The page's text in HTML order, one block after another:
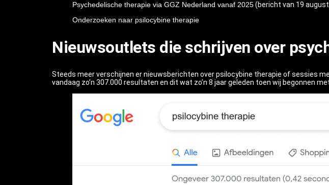
Psychedelische therapie via GGZ Nederland vanaf 2025(bericht van 19
Onderzoeken naar psilocybine therapie
Nieuwsoutlets die schrijven over
Steeds meer verschijnen er nieuwsberichten over psilocybine therapie of sessies
vandaag zo’n 307.000 resultaten en dit wat zo’n 8 jaar geleden toen wij begonnen